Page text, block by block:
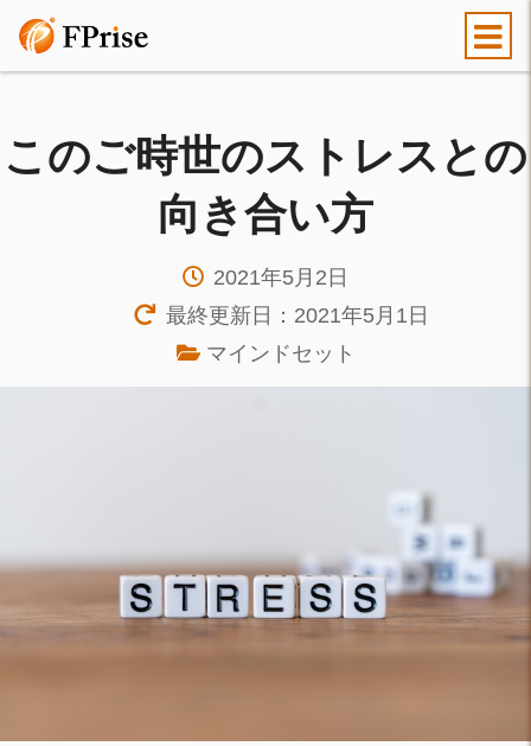
このご時世のストレスとの
向き合い方
2021年5月2日
最終更新日：2021年5月1日
マインドセット